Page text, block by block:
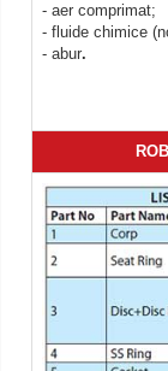
- aer comprimat;
- fluide chimice
- abur.